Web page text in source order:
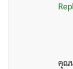
คุณ